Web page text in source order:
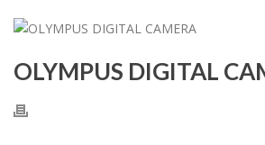
OLYMPUS DIGITAL